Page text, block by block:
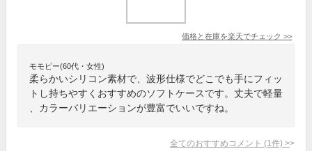
価格と在庫を楽天でチェック >>
モモピー(60代・女性)
柔らかいシリコン素材で、波形仕様でどこでも手にフィッ
トし持ちやすくおすすめのソフトケースです。丈夫で軽量
、カラーバリエーションが豊富でいいですね。
全てのおすすめコメント (1 件) >